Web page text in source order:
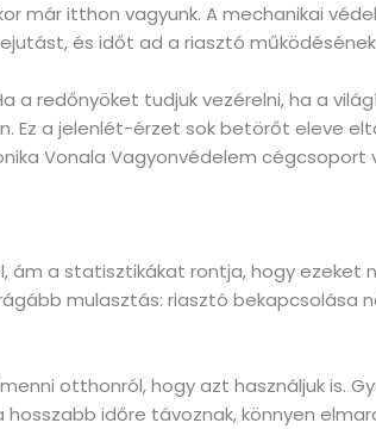
már itthon vagyunk. A mechanikai
és időt ad a riasztó
a redőnyöket tudjuk vezérelni, ha a
Ez a jelenlét-érzet sok betörőt eleve
Vonala Vagyonvédelem cégcsoport
ám a statisztikákat rontja, hogy ezeket
mulasztás: riasztó
otthonról, hogy azt használjuk is.
hosszabb időre távoznak, könnyen